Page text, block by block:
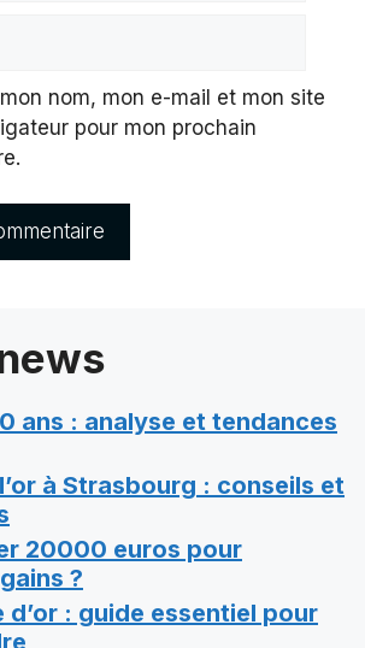
nom, mon e-mail et mon site
pour mon prochain
ans : analyse et tendances
à Strasbourg : conseils et
20000 euros pour
?
d’or : guide essentiel pour